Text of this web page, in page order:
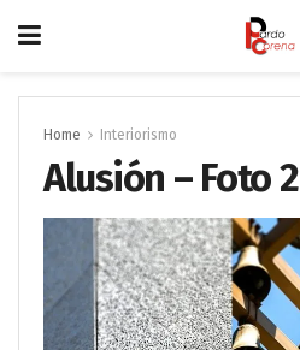
Home Interiorismo
Alusión – Foto 2